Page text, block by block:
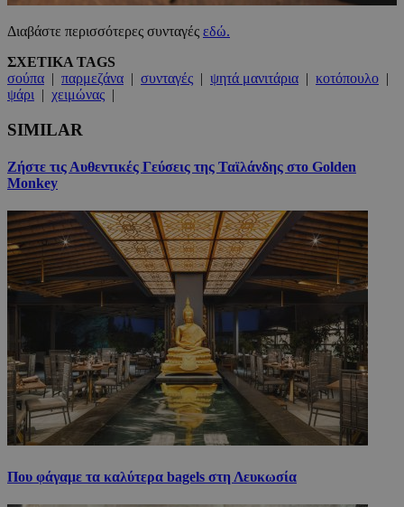
Διαβάστε περισσότερες συνταγές εδώ.
ΣΧΕΤΙΚΑ TAGS
σούπα | παρμεζάνα | συνταγές | ψητά μανιτάρια | κοτόπουλο |
ψάρι | χειμώνας |
SIMILAR
Ζήστε τις Αυθεντικές Γεύσεις της Ταϊλάνδης στο Golden
Monkey
Που φάγαμε τα καλύτερα bagels στη Λευκωσία